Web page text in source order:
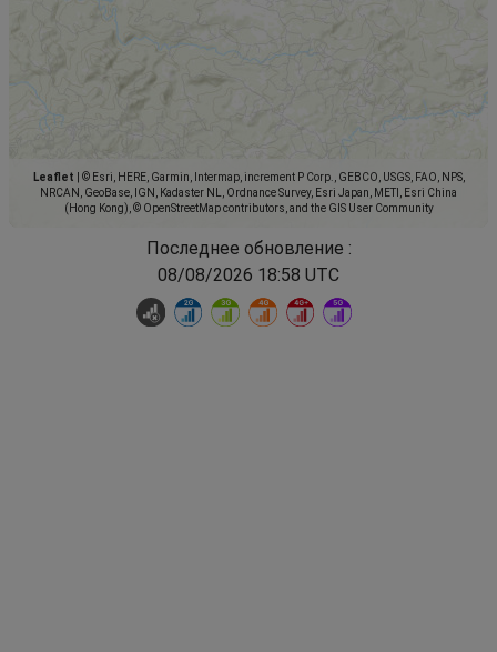
Leaflet
© Esri, HERE, Garmin, Intermap, increment P Corp., GEBCO, USGS, FAO, NPS,
NRCAN, GeoBase, IGN, Kadaster NL, Ordnance Survey, Esri Japan, METI, Esri China
(Hong Kong), © OpenStreetMap contributors, and the GIS User Community
Последнее обновление :
08/08/2026 18:58 UTC